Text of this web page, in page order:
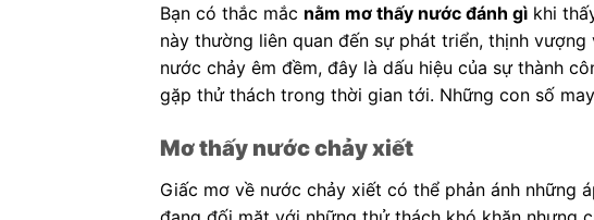
Bạn có thắc mắc nằm mơ thấy nước đánh gì khi
này thường liên quan đến sự phát triển, thịnh
nước chảy êm đềm, đây là dấu hiệu của sự thành
gặp thử thách trong thời gian tới. Những con số
Mơ thấy nước chảy xiết
Giấc mơ về nước chảy xiết có thể phản ánh những